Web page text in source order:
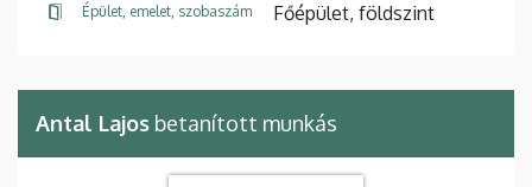
Épület, emelet, szobaszám Főépület, földszint
Antal Lajos betanított munkás